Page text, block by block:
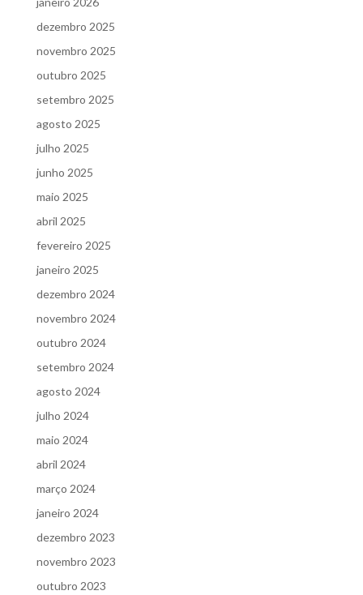
dezembro 2025
novembro 2025
outubro 2025
setembro 2025
agosto 2025
julho 2025
junho 2025
maio 2025
abril 2025
fevereiro 2025
janeiro 2025
dezembro 2024
novembro 2024
outubro 2024
setembro 2024
agosto 2024
julho 2024
maio 2024
abril 2024
março 2024
janeiro 2024
dezembro 2023
novembro 2023
outubro 2023